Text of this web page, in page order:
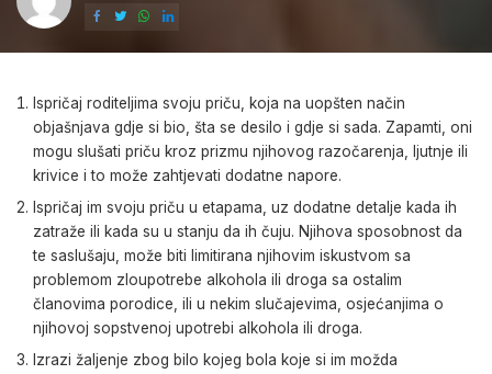
Ispričaj roditeljima svoju priču, koja na uopšten način
objašnjava gdje si bio, šta se desilo i gdje si sada. Zapamti, oni
mogu slušati priču kroz prizmu njihovog razočarenja, ljutnje ili
krivice i to može zahtjevati dodatne napore.
Ispričaj im svoju priču u etapama, uz dodatne detalje kada ih
zatraže ili kada su u stanju da ih čuju. Njihova sposobnost da
te saslušaju, može biti limitirana njihovim iskustvom sa
problemom zloupotrebe alkohola ili droga sa ostalim
članovima porodice, ili u nekim slučajevima, osjećanjima o
njihovoj sopstvenoj upotrebi alkohola ili droga.
Izrazi žaljenje zbog bilo kojeg bola koje si im možda